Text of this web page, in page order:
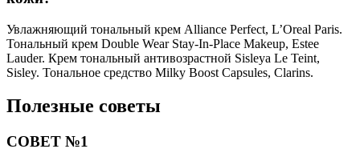
Увлажняющий тональный крем Alliance Perfect, L’Oreal Paris.
Тональный крем Double Wear Stay-In-Place Makeup, Estee
Lauder. Крем тональный антивозрастной Sisleya Le Teint,
Sisley. Тональное средство Milky Boost Capsules, Clarins.
Полезные советы
СОВЕТ №1